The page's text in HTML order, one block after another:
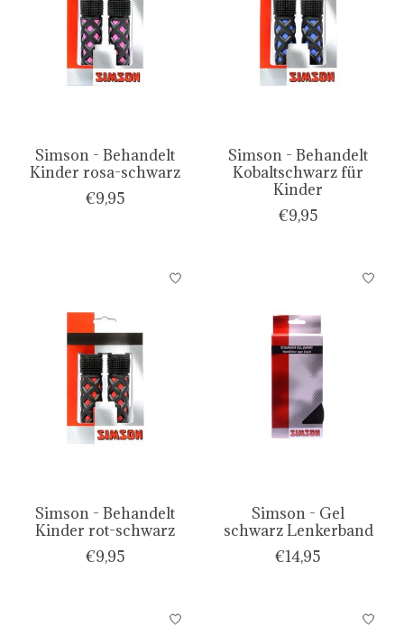
Simson - Behandelt
Kinder rosa-schwarz
€9,95
Simson - Behandelt
Kobaltschwarz für
Kinder
€9,95
Simson - Behandelt
Kinder rot-schwarz
€9,95
Simson - Gel
schwarz Lenkerband
€14,95